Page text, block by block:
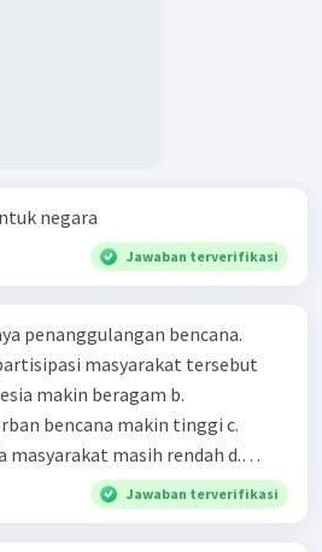
negara
Jawaban terverifikasi
penanggulangan bencana.
masyarakat tersebut
makin beragam b.
bencana makin tinggi c.
masyarakat masih rendah d.
dengan bencana e.
mengatasi bencana
Jawaban terverifikasi